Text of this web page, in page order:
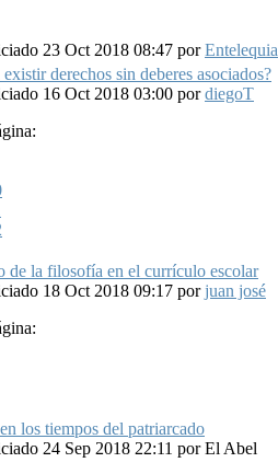
23 Oct 2018 08:47 porEntelequia
existir derechos sin deberes asociados?
16 Oct 2018 03:00 pordiegoT
de la filosofía en el currículo escolar
18 Oct 2018 09:17 porjuan josé
los tiempos del patriarcado
24 Sep 2018 22:11 porEl Abel